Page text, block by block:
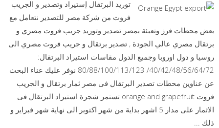
توريد البرتقال إستيراد وتصدير و الجريب
فروت من شركة مصر للتصدير نتعامل مع
بعض محطات فرز وتعبئة بمصر تصدير وتوريد جريب فروت مصري و
برتقال مصري عالي الجودة , تصدير برتقال و جريب فروت مصري الى
روسيا و دول اوروبا وجميع الدول مقاسات استيراد البرتقال:
40/42/48/56/64/72/ 80/88/100/113/123 نوفر عليك عناء البحث
عن عناوين محطات تصدير البرتقال فى مصر ثمار برتقال و الجريب
فروت orange and grapefruit تستمر شجرة استيراد البرتقال فى
الاثمار على مدار 5 اشهر بداية من شهر اكتوبر الى نهاية شهر فبراير و
ذلك ...